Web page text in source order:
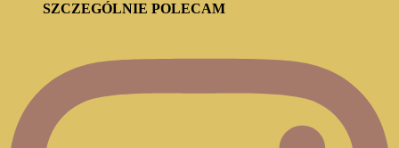
SZCZEGÓLNIE POLECAM